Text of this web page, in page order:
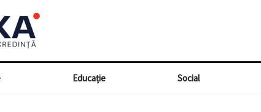
Educație Social